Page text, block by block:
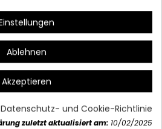
die Länge des Spannkabels.
Ablehnen
Akzeptieren
Datenschutz- und Cookie-Richtlinie
zuletzt aktualisiert am: 10/02/2025